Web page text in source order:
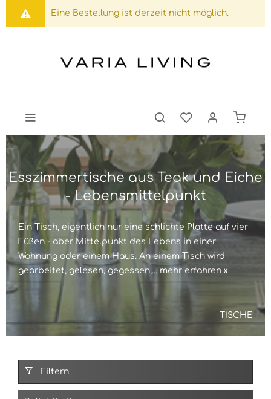
Eine Bestellung ist derzeit nicht möglich.
Esszimmertische aus Teak und Eiche
- Lebensmittelpunkt
Ein Tisch, eigentlich nur eine schlichte Platte auf vier
Füßen - aber Mittelpunkt des Lebens in einer
Wohnung oder einem Haus. An einem Tisch wird
gearbeitet, gelesen, gegessen,... mehr erfahren »
TISCHE
Filtern